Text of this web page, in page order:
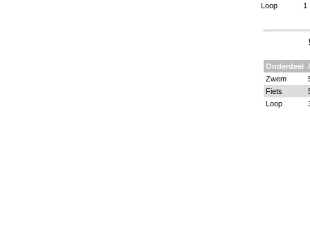
Loop
1
Onderdeel
Zwem
Fiets
Loop